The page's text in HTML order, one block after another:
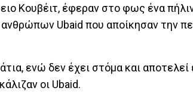
Κουβέιτ, έφεραν στο φως ένα
Ubaid που αποίκησαν την
ενώ δεν έχει στόμα και
οι Ubaid.